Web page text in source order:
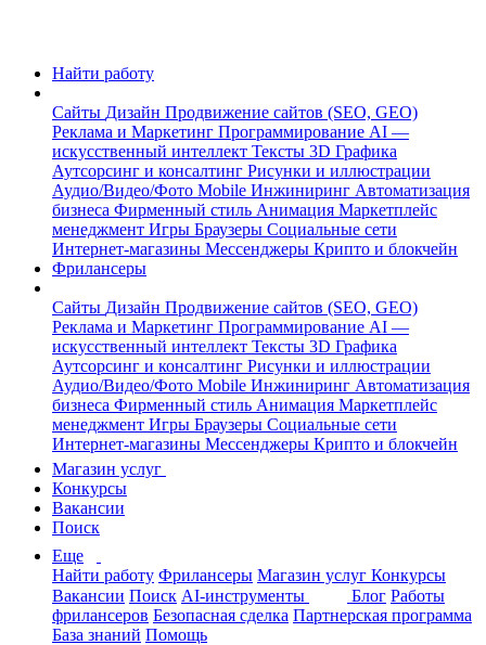
Найти работу
Сайты Дизайн Продвижение сайтов (SEO, GEO)
Реклама и Маркетинг Программирование AI —
искусственный интеллект Тексты 3D Графика
Аутсорсинг и консалтинг Рисунки и иллюстрации
Аудио/Видео/Фото Mobile Инжиниринг Автоматизация
бизнеса Фирменный стиль Анимация Маркетплейс
менеджмент Игры Браузеры Социальные сети
Интернет-магазины Мессенджеры Крипто и блокчейн
Фрилансеры
Сайты Дизайн Продвижение сайтов (SEO, GEO)
Реклама и Маркетинг Программирование AI —
искусственный интеллект Тексты 3D Графика
Аутсорсинг и консалтинг Рисунки и иллюстрации
Аудио/Видео/Фото Mobile Инжиниринг Автоматизация
бизнеса Фирменный стиль Анимация Маркетплейс
менеджмент Игры Браузеры Социальные сети
Интернет-магазины Мессенджеры Крипто и блокчейн
Магазин услуг
Конкурсы
Вакансии
Поиск
Еще
Найти работу Фрилансеры Магазин услуг Конкурсы
Вакансии Поиск AI-инструменты Блог Работы
фрилансеров Безопасная сделка Партнерская программа
База знаний Помощь